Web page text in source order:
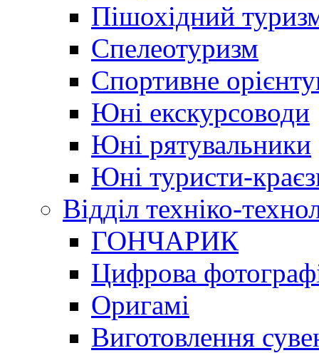
Пішохідний
Спелеотуризм
Спортивне
Юні екскурсоводи
Юні рятувальники
Юні туристи-
Відділ техніко-
ГОНЧАРИК
Цифрова
Оригамі
Виготовлення